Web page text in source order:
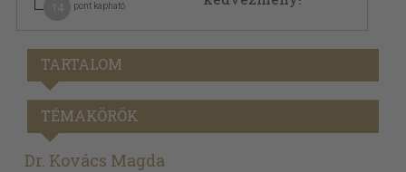
pont kapható
TARTALOM
TÉMAKÖRÖK
Dr. Kovács Magda